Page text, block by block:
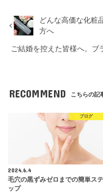
どんな高価な化粧
方へ
ご結婚を控えた皆様へ。ブ
RECOMMEND こちらの記
ブログ
2024.6.4
毛穴の黒ずみゼロまでの簡単ステ
ップ